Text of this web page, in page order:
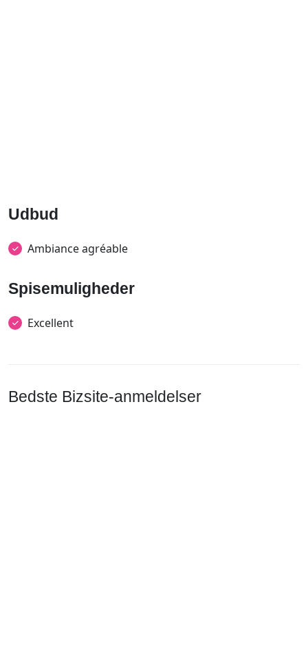
Udbud
Ambiance agréable
Spisemuligheder
Excellent
Bedste Bizsite-anmeldelser